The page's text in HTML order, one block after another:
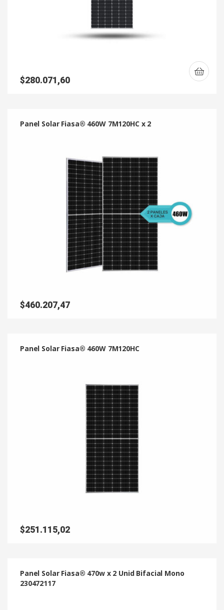
$280.071,60
Panel Solar Fiasa® 460W 7M120HC x 2
$460.207,47
Panel Solar Fiasa® 460W 7M120HC
$251.115,02
Panel Solar Fiasa® 470w x 2 Unid Bifacial Mono
230472117